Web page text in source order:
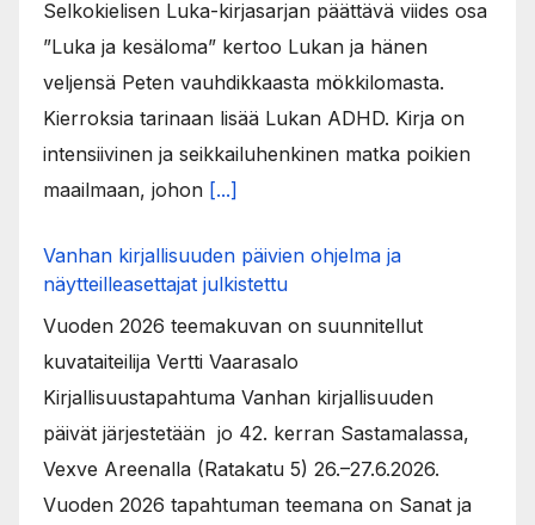
Selkokielisen Luka-kirjasarjan päättävä viides osa
”Luka ja kesäloma” kertoo Lukan ja hänen
veljensä Peten vauhdikkaasta mökkilomasta.
Kierroksia tarinaan lisää Lukan ADHD. Kirja on
intensiivinen ja seikkailuhenkinen matka poikien
maailmaan, johon [...]
Vanhan kirjallisuuden päivien ohjelma ja
näytteilleasettajat julkistettu
Vuoden 2026 teemakuvan on suunnitellut
kuvataiteilija Vertti Vaarasalo
Kirjallisuustapahtuma Vanhan kirjallisuuden
päivät järjestetään jo 42. kerran Sastamalassa,
Vexve Areenalla (Ratakatu 5) 26.–27.6.2026.
Vuoden 2026 tapahtuman teemana on Sanat ja